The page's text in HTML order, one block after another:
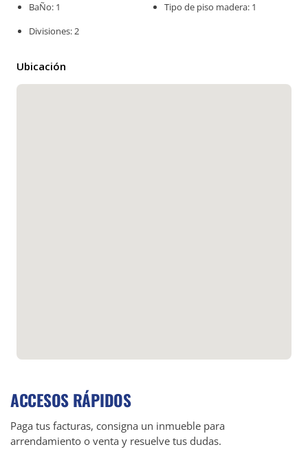
BaÑo: 1
Divisiones: 2
Tipo de piso madera: 1
Ubicación
ACCESOS RÁPIDOS
Paga tus facturas, consigna un inmueble para
arrendamiento o venta y resuelve tus dudas.